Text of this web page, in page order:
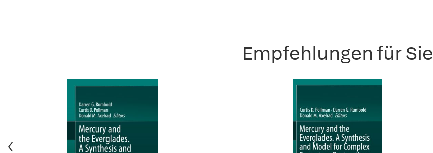
Empfehlungen für Sie